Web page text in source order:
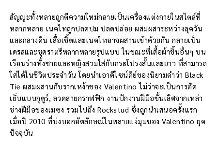
สัญญะทั้งหลายถูกตีความใหม่กลายเป็นเครื่องแต่งกายในสไตล์ที่
หลากหลาย เนคไทถูกปลดปม ปลดปล่อย ผสมผสาระหว่างลุควัน
และกลางคืน เสื้อเชิ้ตและเนคไทอาจผสานเข้าด้วยกัน กลายเป็น
เดรสและชุดราตรีหลากหลายรูปแบบ ในขณะที่เสื้อผ้าชิ้นอื่นๆ บน
เรือนร่างทั้งชายและหญิงสวมใส่กับกระโปรงสั้นและยาว ที่สามารถ
ใส่ได้ในชีวิตประจำวัน โดยนำเอาดีไซน์คีย์ของนิยามคำว่า Black
Tie ผสมผสานกับรากเหง้าของ Valentino ไม่ว่าจะเป็นการตัด
เย็บแบบกูตูร์, ลวดลายกราฟฟิก งานปักงานฝีมือขั้นเลิศจากเหล่า
ช่างฝีมือของเมซง รวมไปถึง Rockstud ซึ่งถูกนำเสนอครั้งแรก
เมื่อปี 2010 ที่บ่งบอกอัตลักษณ์ในหลายแง่มุมของ Valentino ยุค
ปัจจุบัน